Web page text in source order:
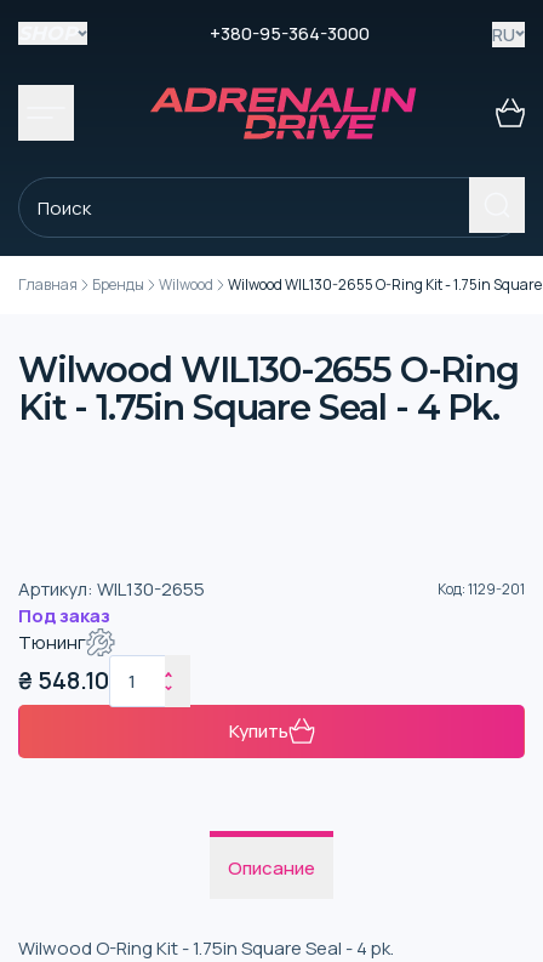
+380-95-364-3000 RU
Главная Бренды Wilwood Wilwood WIL130-2655 O-Ring Kit - 1.75in Square
Wilwood WIL130-2655 O-Ring
Kit - 1.75in Square Seal - 4 Pk.
Артикул: WIL130-2655 Код:1129-201
Под заказ
Тюнинг
₴ 548.10
Купить
Описание
Wilwood O-Ring Kit - 1.75in Square Seal - 4 pk.